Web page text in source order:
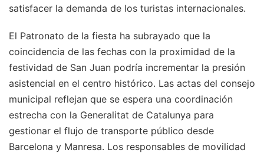
satisfacer la demanda de los turistas internacionales.
El Patronato de la fiesta ha subrayado que la
coincidencia de las fechas con la proximidad de la
festividad de San Juan podría incrementar la presión
asistencial en el centro histórico. Las actas del consejo
municipal reflejan que se espera una coordinación
estrecha con la Generalitat de Catalunya para
gestionar el flujo de transporte público desde
Barcelona y Manresa. Los responsables de movilidad